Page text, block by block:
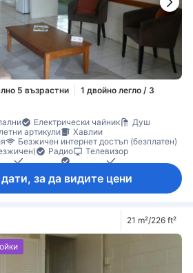
5 възрастни
1 двойно легло / 3
Електрически чайник
Душ
артикули
Хавлии
Безжичен интернет достъп (безплатен)
Радио
Телевизор
Телефон Адаптор
Будилник
съоръжения
Безплатен чай
сядане
Налични партерни етажи
Под с плочки/мрамор
Стойка за дрехи
Бебешко креватче (при запитване)
за да видите цени
21 m²/226 ft²